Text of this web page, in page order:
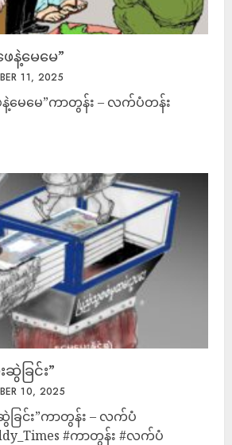
ေနဲ့မေမေ”
11, 2025
နဲ့မေမေ”ကာတွန်း – လက်ပံတန်း
ဆွဲခြင်း”
10, 2025
ဆွဲခြင်း”ကာတွန်း – လက်ပံ
#ကာတွန်း #လက်ပံ